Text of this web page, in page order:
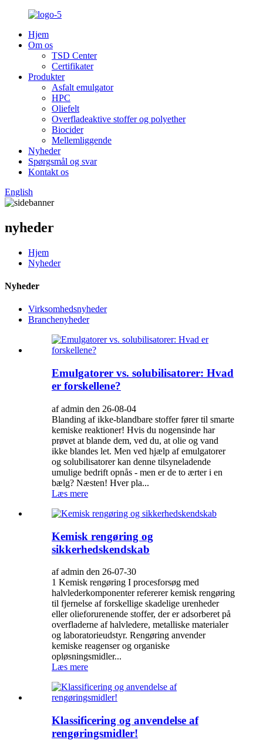
Hjem
Om os
TSD Center
Certifikater
Produkter
Asfalt emulgator
HPC
Oliefelt
Overfladeaktive stoffer og polyether
Biocider
Mellemliggende
Nyheder
Spørgsmål og svar
Kontakt os
English
nyheder
Hjem
Nyheder
Nyheder
Virksomhedsnyheder
Branchenyheder
Emulgatorer vs. solubilisatorer: Hvad
er forskellene?
af admin den 26-08-04
Blanding af ikke-blandbare stoffer fører til smarte
kemiske reaktioner! Hvis du nogensinde har
prøvet at blande dem, ved du, at olie og vand
ikke blandes let. Men ved hjælp af emulgatorer
og solubilisatorer kan denne tilsyneladende
umulige bedrift opnås - men er de to ærter i en
bælg? Næsten! Hver pla...
Læs mere
Kemisk rengøring og
sikkerhedskendskab
af admin den 26-07-30
1 Kemisk rengøring I procesforsøg med
halvlederkomponenter refererer kemisk rengøring
til fjernelse af forskellige skadelige urenheder
eller olieforurenende stoffer, der er adsorberet på
overfladerne af halvledere, metalliske materialer
og laboratorieudstyr. Rengøring anvender
kemiske reagenser og organiske
opløsningsmidler...
Læs mere
Klassificering og anvendelse af
rengøringsmidler!